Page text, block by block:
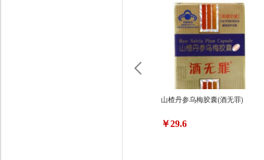
山楂丹参乌梅胶囊(酒无罪)
￥29.6